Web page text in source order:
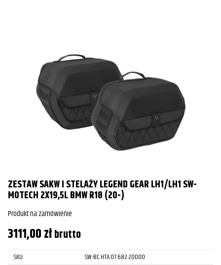
ZESTAW SAKW I STELAŻY LEGEND GEAR LH1/LH1 SW-
MOTECH 2X19,5L BMW R18 (20-)
Produkt na zamówienie
3111,00złbrutto
SKU:
SW-BC.HTA.07.682.20000